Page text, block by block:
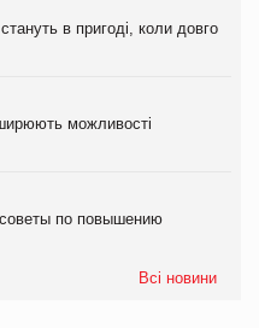
в пригоді, коли довго
можливості
по повышению
Всі новини